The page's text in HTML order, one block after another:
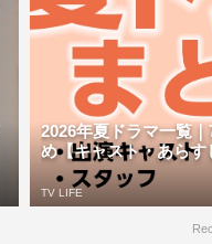
2026年夏ドラマ一覧
め【キャスト・あらす
TV LIFE